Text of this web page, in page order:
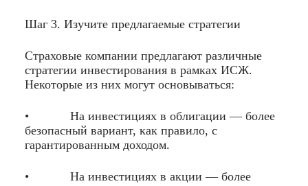
Шаг 3. Изучите предлагаемые стратегии
Страховые компании предлагают различные
стратегии инвестирования в рамках ИСЖ.
Некоторые из них могут основываться:
• На инвестициях в облигации — более
безопасный вариант, как правило, с
гарантированным доходом.
• На инвестициях в акции — более